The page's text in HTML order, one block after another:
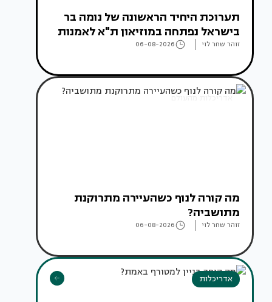
תערוכת היחיד הראשונה של נומה בר
בישראל נפתחה במוזיאון ת"א לאמנות
זוהר שחר לוי 06-08-2026
אדריכלות מהעולם
מה קורה לנוף כשהעיירה מתרוקנת
מתושביה?
זוהר שחר לוי 06-08-2026
אדריכלות